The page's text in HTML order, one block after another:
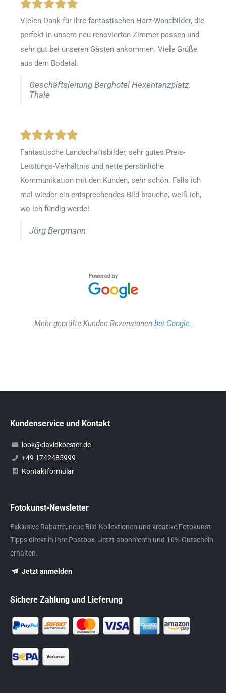
Vielen Dank für Ihre fantastischen Harz-Wandbilder, die
perfekt in unsere neu renovierten Zimmer passen und
sehr gut bei unseren Gästen ankommen. Viele Grüße
aus dem Bodetal.
Geschäftsleitung Berghotel Hexentanzplatz,
Thale
Fantastische Landschaftsbilder, sehr gutes Preis-
Leistungs-Verhältnis und nette persönliche
Kommunikation mit den Kunden, sehr schön. Falls ich
mal wieder ein entsprechendes Bild brauche, weiß ich,
wo ich fündig werde!
Jörg Bergmann
Mehr geprüfte Kunden-Rezensionen bei Google.
Kundenservice und Kontakt
look@davidkoester.de
+49 1742485999
Kontaktformular
Fotokunst-Newsletter
Exklusive Rabatte, neue Bild-Kollektionen und kreative Fotokunst-
Tipps direkt in Ihre Postbox. Jetzt abonnieren und 10%-Gutschein
erhalten.
Jetzt anmelden
Sichere Zahlung und Lieferung